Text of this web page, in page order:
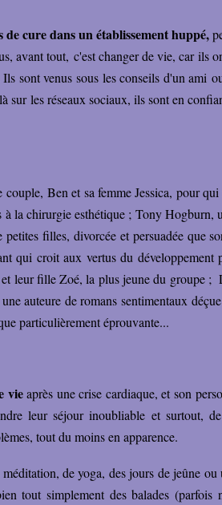
cure dans un établissement huppé,
avant tout, c'est changer de vie, car ils
sont venus sous les conseils d'un ami
sur les réseaux sociaux, ils sont en
couple, Ben et sa femme Jessica, pour
à la chirurgie esthétique ; Tony Hogburn,
filles, divorcée et persuadée que
qui croit aux vertus du développement
leur fille Zoé, la plus jeune du groupe ;
auteure de romans sentimentaux
particulièrement éprouvante...
vieaprès une crise cardiaque, et son
leur séjour inoubliable et surtout,
tout du moins en apparence.
de yoga, des jours de jeûne ou
tout simplement des balades (parfois